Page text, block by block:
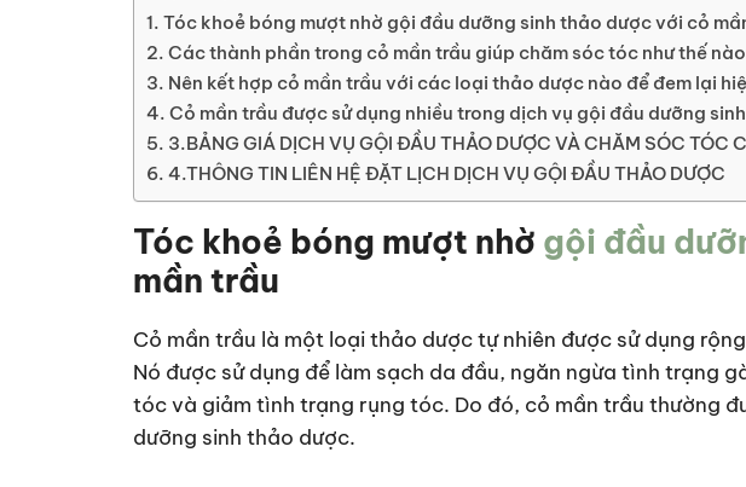
Tóc khoẻ bóng mượt nhờ gội đầu dưỡng sinh thảo dược với cỏ
Các thành phần trong cỏ mần trầu giúp chăm sóc tóc như thế
Nên kết hợp cỏ mần trầu với các loại thảo dược nào để đem lại
Cỏ mần trầu được sử dụng nhiều trong dịch vụ gội đầu dưỡng sinh
3.BẢNG GIÁ DỊCH VỤ GỘI ĐẦU THẢO DƯỢC VÀ CHĂM SÓC TÓC
4.THÔNG TIN LIÊN HỆ ĐẶT LỊCH DỊCH VỤ GỘI ĐẦU THẢO DƯỢC
Tóc khoẻ bóng mượt nhờ gội đầu
mần trầu
Cỏ mần trầu là một loại thảo dược tự nhiên được sử dụng
Nó được sử dụng để làm sạch da đầu, ngăn ngừa tình trạng
tóc và giảm tình trạng rụng tóc. Do đó, cỏ mần trầu thường
dưỡng sinh thảo dược.